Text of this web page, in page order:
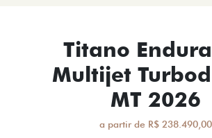
Titano
Multijet
MT 2026
a partir de R$ 238.490,00